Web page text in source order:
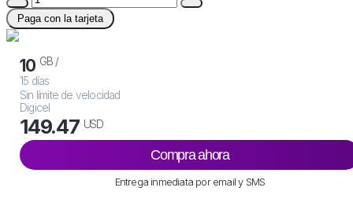
Paga con la tarjeta
10 GB /
15 días
Sin límite de velocidad
Digicel
149.47 USD
Compra ahora
Entrega inmediata por email y SMS